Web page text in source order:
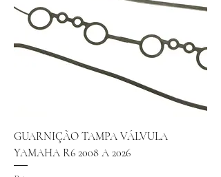
GUARNIÇÃO TAMPA VÁLVULA
YAMAHA R6 2008 A 2026